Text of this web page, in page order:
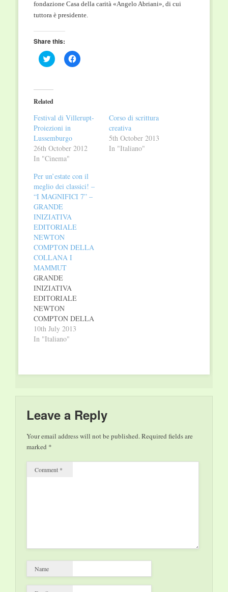
fondazione Casa della carità «Angelo Abriani», di cui
tuttora è presidente.
Share this:
Click
to
(Opens
in
new
Click
to
Related
Festival di Villerupt-
Proiezioni in
Lussemburgo
26th October 2012
In "Cinema"
Corso di scrittura
creativa
5th October 2013
In "Italiano"
Per un’estate con il
meglio dei classici! –
“I MAGNIFICI 7” –
GRANDE
INIZIATIVA
EDITORIALE
NEWTON
COMPTON DELLA
COLLANA I
MAMMUT
GRANDE
INIZIATIVA
EDITORIALE
NEWTON
COMPTON DELLA
COLLANA “I
MAMMUT”
HANNO LASCIATO
UN’IMPRONTA
NELLA STORIA
DELLA
LETTERATURA E
HANNO FATTO
AGLI STATI UNITI
ALLA…
10th July 2013
In "Italiano"
Leave a Reply
Your email address will not be published.Required fields are
marked *
Comment *
Name